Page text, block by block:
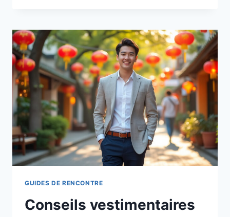
VIETNAMIENNE :
SAVOIR
PROPOSER
UN
RENDEZ‑VOUS
SANS
ÊTRE
PRESSANT
GUIDES DE RENCONTRE
Conseils vestimentaires